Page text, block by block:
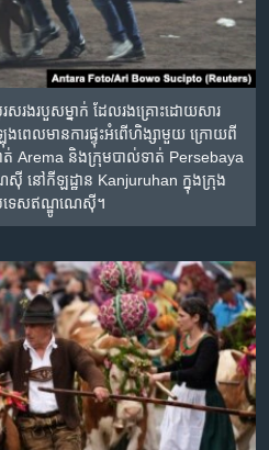
រស​រងរបួស​ម្នាក់ ដែល​រងគ្រោះ​ដោយសារ​
ពេល​មាន​ការ​ផ្ទុះ​អំពើ​ហិង្សា​មួយ​ ក្រោយ​ពី​
ាត់ Arema និង​ក្រុម​បាល់ទាត់ Persebaya
នៅ​កីឡដ្ឋាន Kanjuruhan ក្នុង​ក្រុង
រទេស​ឥណ្ឌូណេស៊ី។